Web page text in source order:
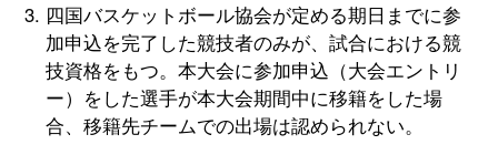
四国バスケットボール協会が定める期日までに参
加申込を完了した競技者のみが、試合における競
技資格をもつ。本大会に参加申込（大会エントリ
ー）をした選手が本大会期間中に移籍をした場
合、移籍先チームでの出場は認められない。